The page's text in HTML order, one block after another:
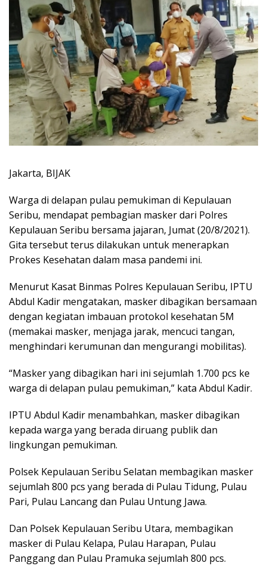
Jakarta, BIJAK
Warga di delapan pulau pemukiman di Kepulauan
Seribu, mendapat pembagian masker dari Polres
Kepulauan Seribu bersama jajaran, Jumat (20/8/2021).
Gita tersebut terus dilakukan untuk menerapkan
Prokes Kesehatan dalam masa pandemi ini.
Menurut Kasat Binmas Polres Kepulauan Seribu, IPTU
Abdul Kadir mengatakan, masker dibagikan bersamaan
dengan kegiatan imbauan protokol kesehatan 5M
(memakai masker, menjaga jarak, mencuci tangan,
menghindari kerumunan dan mengurangi mobilitas).
“Masker yang dibagikan hari ini sejumlah 1.700 pcs ke
warga di delapan pulau pemukiman,” kata Abdul Kadir.
IPTU Abdul Kadir menambahkan, masker dibagikan
kepada warga yang berada diruang publik dan
lingkungan pemukiman.
Polsek Kepulauan Seribu Selatan membagikan masker
sejumlah 800 pcs yang berada di Pulau Tidung, Pulau
Pari, Pulau Lancang dan Pulau Untung Jawa.
Dan Polsek Kepulauan Seribu Utara, membagikan
masker di Pulau Kelapa, Pulau Harapan, Pulau
Panggang dan Pulau Pramuka sejumlah 800 pcs.